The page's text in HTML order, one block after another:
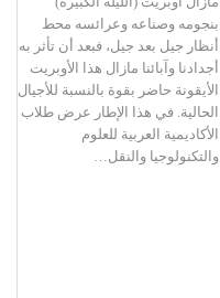
بنجومه وصناعه وعرائسه محط
أنظار جيل بعد جيل، فبعد أن تأثر به
أجدادنا وآبائنا مازال هذا الأوبريت
الأيقونة حاضر بقوة بالنسبة للأجيال
الحالية. في هذا الإطار عرض طلاب
الأكاديمية العربية للعلوم
والتكنولوجيا والنقل…